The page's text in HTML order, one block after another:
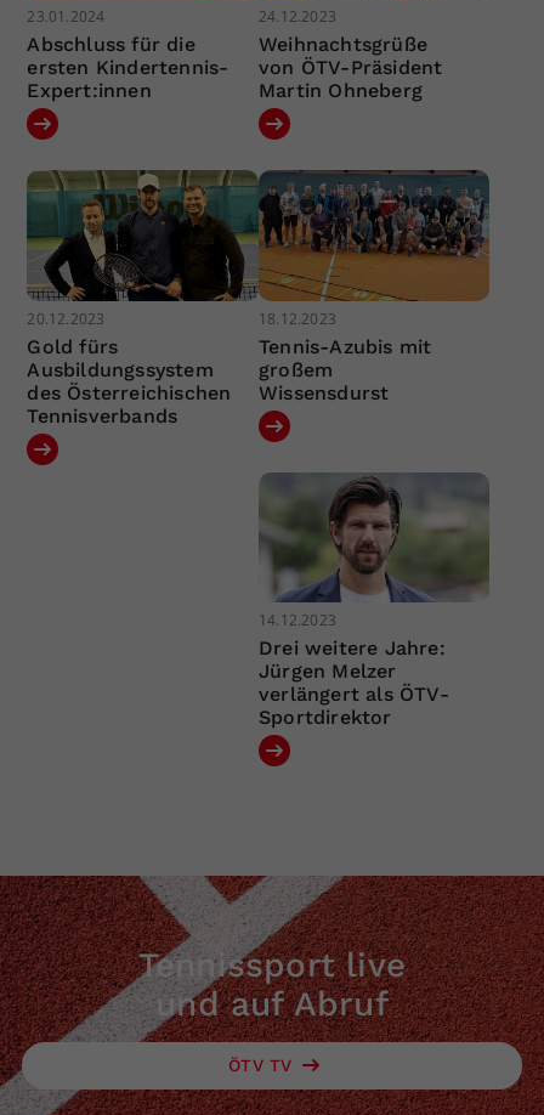
23.01.2024
Abschluss für die
ersten Kindertennis-
Expert:innen
24.12.2023
Weihnachtsgrüße
von ÖTV-Präsident
Martin Ohneberg
20.12.2023
Gold fürs
Ausbildungssystem
des Österreichischen
Tennisverbands
18.12.2023
Tennis-Azubis mit
großem
Wissensdurst
14.12.2023
Drei weitere Jahre:
Jürgen Melzer
verlängert als ÖTV-
Sportdirektor
Tennissport live
und auf Abruf
ÖTV TV